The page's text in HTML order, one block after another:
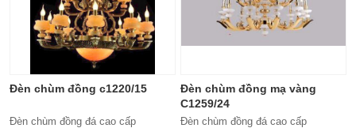
Đèn chùm đồng c1220/15
Đèn chùm đồng đá cao cấp
Đèn chùm đồng mạ vàng
C1259/24
Đèn chùm đồng đá cao cấp